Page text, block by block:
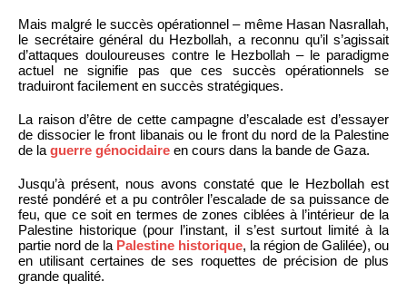
Mais malgré le succès opérationnel – même Hasan Nasrallah,
le secrétaire général du Hezbollah, a reconnu qu’il s’agissait
d’attaques douloureuses contre le Hezbollah – le paradigme
actuel ne signifie pas que ces succès opérationnels se
traduiront facilement en succès stratégiques.
La raison d’être de cette campagne d’escalade est d’essayer
de dissocier le front libanais ou le front du nord de la Palestine
de la guerre génocidaire en cours dans la bande de Gaza.
Jusqu’à présent, nous avons constaté que le Hezbollah est
resté pondéré et a pu contrôler l’escalade de sa puissance de
feu, que ce soit en termes de zones ciblées à l’intérieur de la
Palestine historique (pour l’instant, il s’est surtout limité à la
partie nord de la Palestine historique, la région de Galilée), ou
en utilisant certaines de ses roquettes de précision de plus
grande qualité.